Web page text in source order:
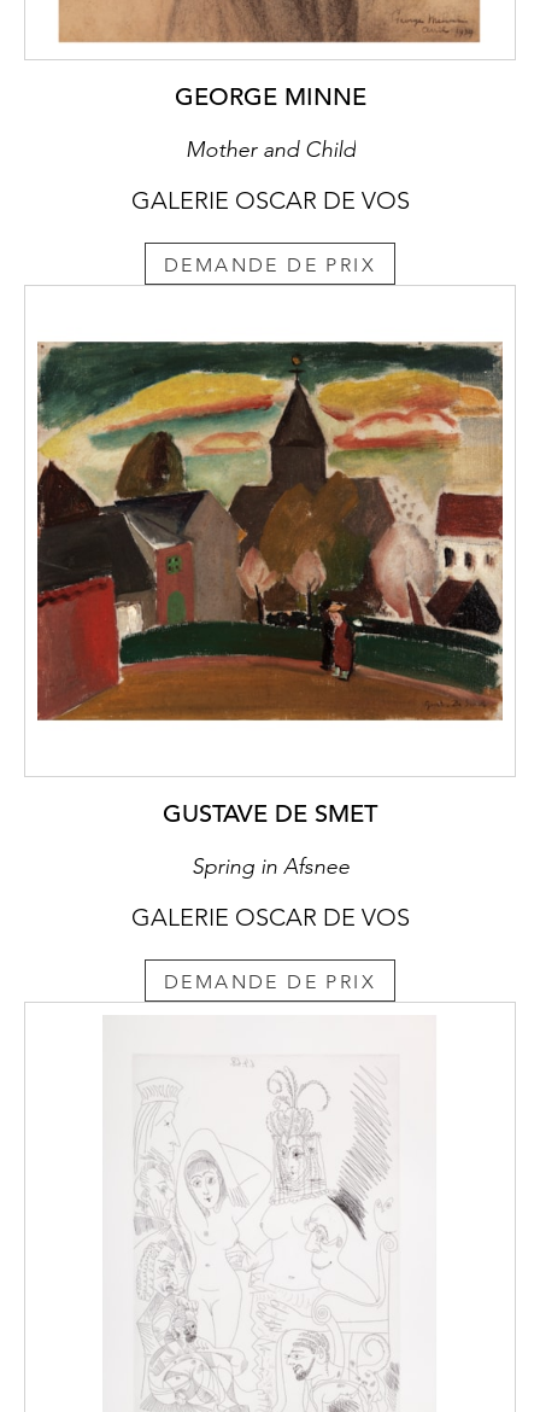
GEORGE MINNE
Mother and Child
GALERIE OSCAR DE VOS
DEMANDE DE PRIX
GUSTAVE DE SMET
Spring in Afsnee
GALERIE OSCAR DE VOS
DEMANDE DE PRIX